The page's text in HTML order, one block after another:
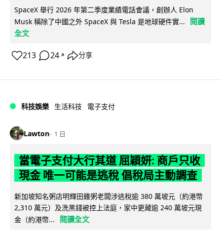
SpaceX 舉行 2026 年第二季度業績電話會議，創辦人 Elon
Musk 稱除了中國之外 SpaceX 與 Tesla 是地球硬件實...
閱讀
全文
213 24 ↗ 分享
科技娛樂 生活科技 電子支付
Lawton 1 日
當電子支付大行其道 屈穎妍: 商戶只收
現金 唯一可能是逃稅 倡稅局主動調查
新加坡知名粥店明輝田雞粥老闆涉逃稅逾 380 萬坡元（約港幣
2,310 萬元）及洗黑錢被控上法庭，家中更藏逾 240 萬坡元現
金（約港幣...
閱讀全文